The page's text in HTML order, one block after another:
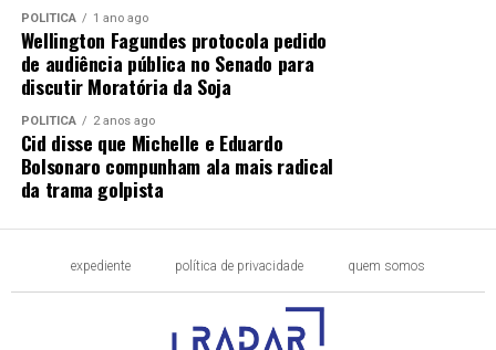
POLÍTICA 1 ano ago
Wellington Fagundes protocola pedido
de audiência pública no Senado para
discutir Moratória da Soja
POLÍTICA 2 anos ago
Cid disse que Michelle e Eduardo
Bolsonaro compunham ala mais radical
da trama golpista
expediente política de privacidade quem somos